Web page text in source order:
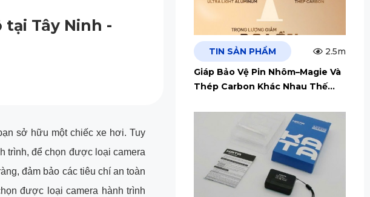
Tây Ninh -
sở hữu một chiếc xe hơi. Tuy
trình, để chọn được loại camera
đảm bảo các tiêu chí an toàn
được loại camera hành trình
TIN SẢN PHẨM
2.5m
Giáp Bảo Vệ Pin Nhôm–Magie Và
Thép Carbon Khác Nhau Thế